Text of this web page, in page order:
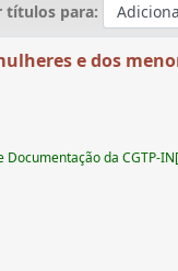
títulos para:
e dos
Documentação da CGTP-